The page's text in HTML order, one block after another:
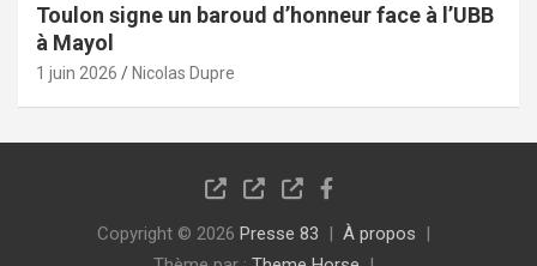
Toulon signe un baroud d’honneur face à l’UBB
à Mayol
1 juin 2026 Nicolas Dupre
Copyright © 2026 Presse 83
À propos